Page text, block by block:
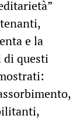
e la
di questi